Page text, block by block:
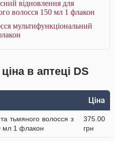
відновлення для
волосся 150 мл 1 флакон
мультифункціональний
в аптеці DS
Ціна
тьмяного волосся з
мл 1 флакон
375.00
грн